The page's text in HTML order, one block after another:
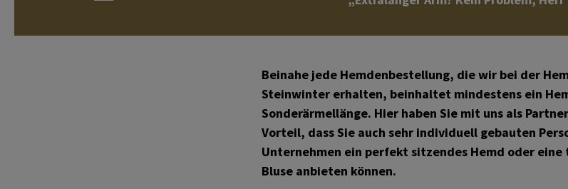
Beinahe jede Hemdenbestellung, die wir bei der
Steinwinter erhalten, beinhaltet mindestens ein
Sonderärmellänge. Hier haben Sie mit uns als
Vorteil, dass Sie auch sehr individuell gebauten
Unternehmen ein perfekt sitzendes Hemd oder
Bluse anbieten können.